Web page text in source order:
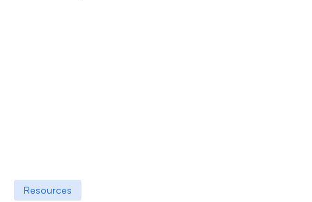
Resources